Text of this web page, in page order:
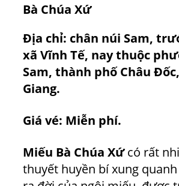
Bà Chúa Xứ
Địa chỉ: chân núi Sam,
xã Vĩnh Tế, nay thuộc
Sam, thành phố Châu
Giang.
Giá vé: Miễn phí.
Miếu Bà Chúa Xứcó rất
thuyết huyền bí xung